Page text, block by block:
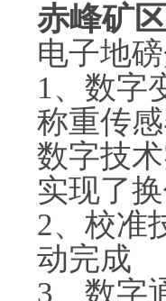
赤峰矿
电子地
1、数字
称重传
数字技
实现了
2、校准
动完成
3、数字